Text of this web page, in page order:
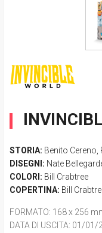
STORIA: Benito Cereno
DISEGNI: Nate
COLORI: Bill Crabtree
COPERTINA: Bill
FORMATO: 168 x 256
DATA DI USCITA: 01/01/